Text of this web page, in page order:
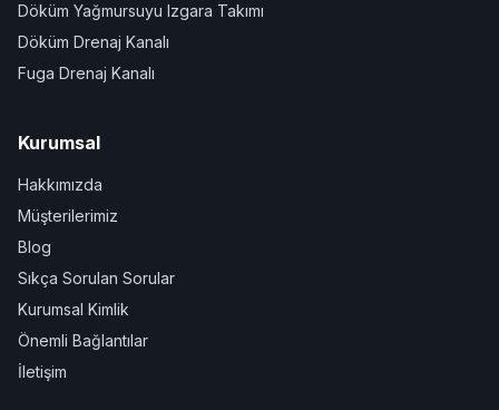
Döküm Yağmursuyu Izgara Takımı
Döküm Drenaj Kanalı
Fuga Drenaj Kanalı
Kurumsal
Hakkımızda
Müşterilerimiz
Blog
Sıkça Sorulan Sorular
Kurumsal Kimlik
Önemli Bağlantılar
İletişim